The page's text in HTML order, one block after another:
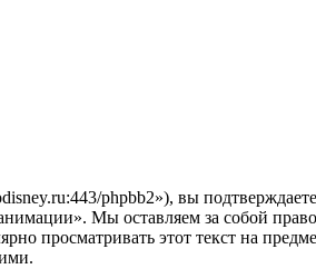
phpbb2»), вы подтверждаете
Мы оставляем за собой право
просматривать этот текст на